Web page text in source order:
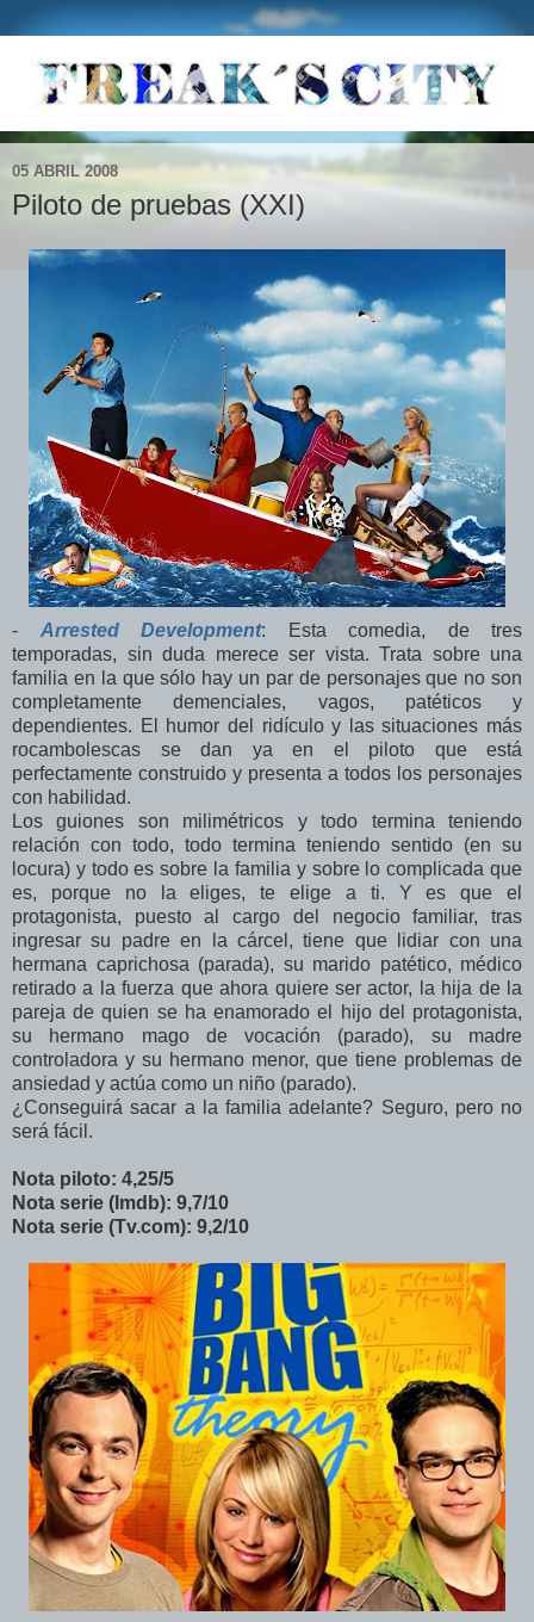
05 ABRIL 2008
Piloto de pruebas (XXI)
- Arrested Development: Esta comedia, de tres
temporadas, sin duda merece ser vista. Trata sobre una
familia en la que sólo hay un par de personajes que no son
completamente demenciales, vagos, patéticos y
dependientes. El humor del ridículo y las situaciones más
rocambolescas se dan ya en el piloto que está
perfectamente construido y presenta a todos los personajes
con habilidad.
Los guiones son milimétricos y todo termina teniendo
relación con todo, todo termina teniendo sentido (en su
locura) y todo es sobre la familia y sobre lo complicada que
es, porque no la eliges, te elige a ti. Y es que el
protagonista, puesto al cargo del negocio familiar, tras
ingresar su padre en la cárcel, tiene que lidiar con una
hermana caprichosa (parada), su marido patético, médico
retirado a la fuerza que ahora quiere ser actor, la hija de la
pareja de quien se ha enamorado el hijo del protagonista,
su hermano mago de vocación (parado), su madre
controladora y su hermano menor, que tiene problemas de
ansiedad y actúa como un niño (parado).
¿Conseguirá sacar a la familia adelante? Seguro, pero no
será fácil.
Nota piloto: 4,25/5
Nota serie (Imdb): 9,7/10
Nota serie (Tv.com): 9,2/10